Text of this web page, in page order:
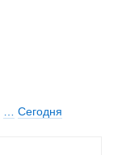
Сегодня